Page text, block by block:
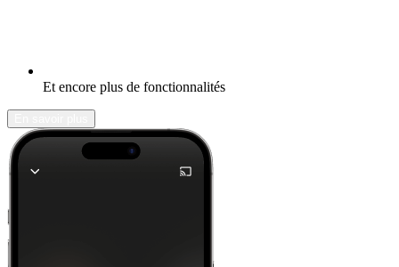
Et encore plus de fonctionnalités